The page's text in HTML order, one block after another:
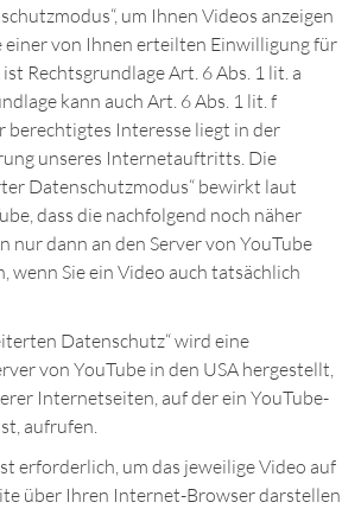
um Ihnen Videos anzeigen
einer von Ihnen erteilten Einwilligung für
Rechtsgrundlage Art. 6 Abs. 1 lit. a
kann auch Art. 6 Abs. 1 lit. f
berechtigtes Interesse liegt in der
unseres Internetauftritts. Die
Datenschutzmodus“ bewirkt laut
dass die nachfolgend noch näher
nur dann an den Server von YouTube
wenn Sie ein Video auch tatsächlich
Datenschutz“ wird eine
von YouTube in den USA hergestellt,
Internetseiten, auf der ein YouTube-
aufrufen.
erforderlich, um das jeweilige Video auf
über Ihren Internet-Browser darstellen